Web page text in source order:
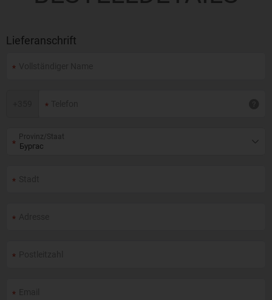
Lieferanschrift
Provinz/Staat